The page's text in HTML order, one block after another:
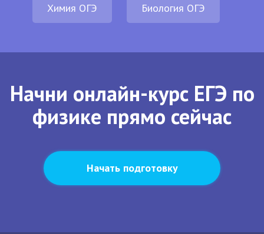
Химия ОГЭ Биология ОГЭ
Начни онлайн-курс ЕГЭ по
физике прямо сейчас
Начать подготовку